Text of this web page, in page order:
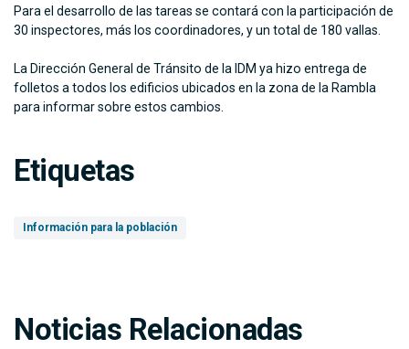
Para el desarrollo de las tareas se contará con la participación de
30 inspectores, más los coordinadores, y un total de 180 vallas.
La Dirección General de Tránsito de la IDM ya hizo entrega de
folletos a todos los edificios ubicados en la zona de la Rambla
para informar sobre estos cambios.
Etiquetas
Información para la población
Noticias Relacionadas